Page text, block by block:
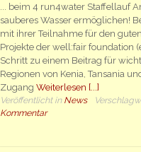
... beim 4 run4water Staffellauf
sauberes Wasser ermöglichen!
mit ihrer Teilnahme für den
Projekte der well:fair foundation
Schritt zu einem Beitrag für
Regionen von Kenia, Tansania
ZugangWeiterlesen [...]
Veröffentlicht in News
Kommentar